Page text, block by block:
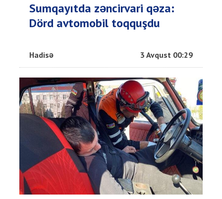
Sumqayıtda zəncirvari qəza:
Dörd avtomobil toqquşdu
Hadisə 3 Avqust 00:29